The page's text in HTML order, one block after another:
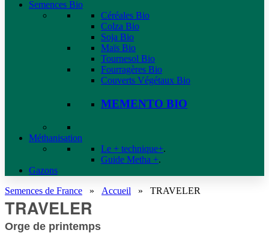
Semences Bio
Céréales Bio
Colza Bio
Soja Bio
Maïs Bio
Tournesol Bio
Fourragères Bio
Couverts Végétaux Bio
MEMENTO BIO
Méthanisation
Le + technique+.
Guide Metha +.
Gazons
Semences de France » Accueil » TRAVELER
TRAVELER
Orge de printemps